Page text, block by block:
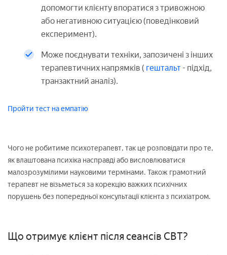
допомогти клієнту впоратися з тривожною
або негативною ситуацією (поведінковий
експеримент).
Може поєднувати техніки, запозичені з інших
терапевтичних напрямків ( гештальт - підхід,
транзактний аналіз).
Пройти тест на емпатію
Чого не робитиме психотерапевт, так це розповідати про те,
як влаштована психіка насправді або висловлюватися
малозрозумілими науковими термінами. Також грамотний
терапевт не візьметься за корекцію важких психічних
порушень без попередньої консультації клієнта з психіатром.
Що отримує клієнт після сеансів CBT?